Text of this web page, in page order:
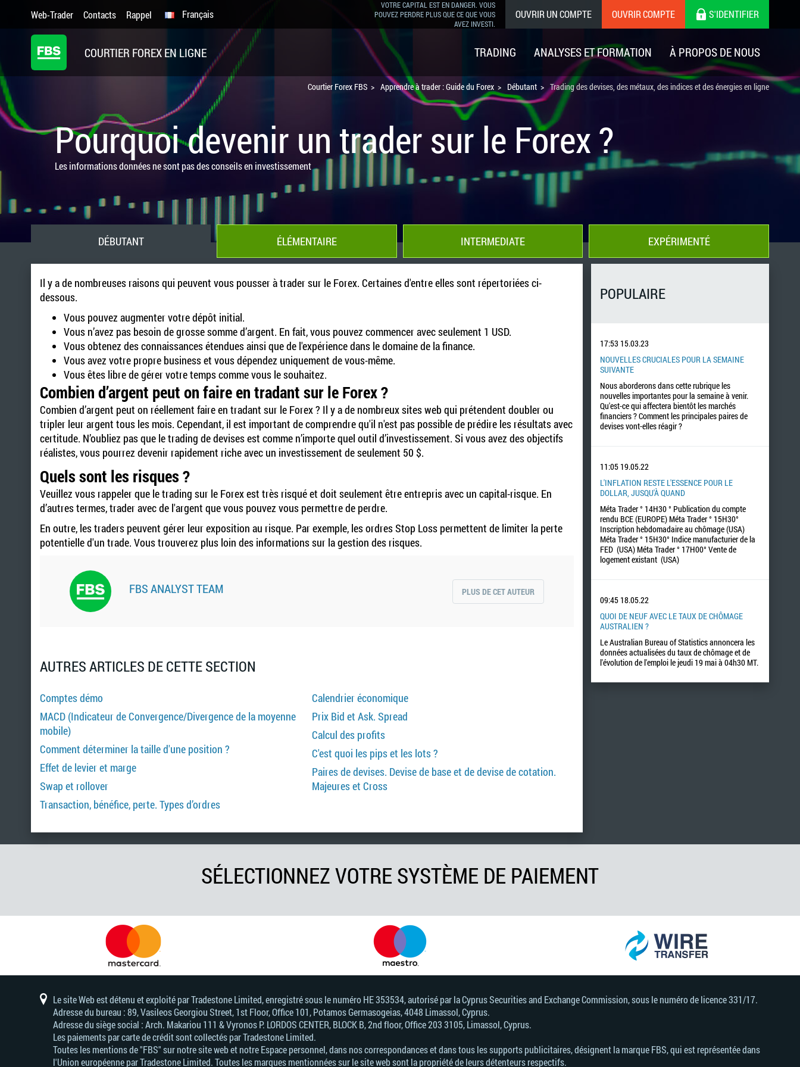
Web-Trader Contacts Rappel
VOTRE CAPITAL EST EN DANGER. VOUS
POUVEZ PERDRE PLUS QUE CE QUE VOUS
AVEZ INVESTI.
OUVRIR UN COMPTE OUVRIR COMPTE S'IDENTIFIER
Français
COURTIER FOREX EN LIGNE TRADING ANALYSES ET FORMATION À PROPOS DE NOUS
Courtier Forex FBS Apprendre à trader : Guide du Forex Débutant Trading des devises, des métaux, des indices et des énergies en ligne
Pourquoi devenir un trader sur le Forex ?
Les informations données ne sont pas des conseils en investissement
DÉBUTANT ÉLÉMENTAIRE INTERMEDIATE EXPÉRIMENTÉ
Il y a de nombreuses raisons qui peuvent vous pousser à trader sur le Forex. Certaines d'entre elles sont répertoriées ci-
dessous.
Vous pouvez augmenter votre dépôt initial.
Vous n’avez pas besoin de grosse somme d’argent. En fait, vous pouvez commencer avec seulement 1 USD.
Vous obtenez des connaissances étendues ainsi que de l'expérience dans le domaine de la finance.
Vous avez votre propre business et vous dépendez uniquement de vous-même.
Vous êtes libre de gérer votre temps comme vous le souhaitez.
Combien d’argent peut on faire en tradant sur le Forex ?
Combien d’argent peut on réellement faire en tradant sur le Forex ? Il y a de nombreux sites web qui prétendent doubler ou
tripler leur argent tous les mois. Cependant, il est important de comprendre qu'il n'est pas possible de prédire les résultats avec
certitude. N’oubliez pas que le trading de devises est comme n’importe quel outil d’investissement. Si vous avez des objectifs
réalistes, vous pourrez devenir rapidement riche avec un investissement de seulement 50 $.
Quels sont les risques ?
Veuillez vous rappeler que le trading sur le Forex est très risqué et doit seulement être entrepris avec un capital-risque. En
d’autres termes, trader avec de l'argent que vous pouvez vous permettre de perdre.
En outre, les traders peuvent gérer leur exposition au risque. Par exemple, les ordres Stop Loss permettent de limiter la perte
potentielle d'un trade. Vous trouverez plus loin des informations sur la gestion des risques.
FBS ANALYST TEAM PLUS DE CET AUTEUR
AUTRES ARTICLES DE CETTE SECTION
Comptes démo
MACD (Indicateur de Convergence/Divergence de la moyenne
mobile)
Comment déterminer la taille d'une position ?
Effet de levier et marge
Swap et rollover
Transaction, bénéfice, perte. Types d’ordres
Calendrier économique
Prix Bid et Ask. Spread
Calcul des profits
C'est quoi les pips et les lots ?
Paires de devises. Devise de base et de devise de cotation.
Majeures et Cross
POPULAIRE
17:53 15.03.23
NOUVELLES CRUCIALES POUR LA SEMAINE
SUIVANTE
Nous aborderons dans cette rubrique les
nouvelles importantes pour la semaine à venir.
Qu'est-ce qui affectera bientôt les marchés
financiers ? Comment les principales paires de
devises vont-elles réagir ?
11:05 19.05.22
L'INFLATION RESTE L'ESSENCE POUR LE
DOLLAR, JUSQU'À QUAND
Méta Trader ° 14H30 ° Publication du compte
rendu BCE (EUROPE) Méta Trader ° 15H30°
Inscription hebdomadaire au chômage (USA)
Méta Trader ° 15H30° Indice manufacturier de la
FED (USA) Méta Trader ° 17H00° Vente de
logement existant (USA)
09:45 18.05.22
QUOI DE NEUF AVEC LE TAUX DE CHÔMAGE
AUSTRALIEN ?
Le Australian Bureau of Statistics annoncera les
données actualisées du taux de chômage et de
l'évolution de l'emploi le jeudi 19 mai à 04h30 MT.
SÉLECTIONNEZ VOTRE SYSTÈME DE PAIEMENT
Le site Web est détenu et exploité par Tradestone Limited, enregistré sous le numéro HE 353534, autorisé par la Cyprus Securities and Exchange Commission, sous le numéro de licence 331/17.
Adresse du bureau : 89, Vasileos Georgiou Street, 1st Floor, Office 101, Potamos Germasogeias, 4048 Limassol, Cyprus.
Adresse du siège social : Arch. Makariou 111 & Vyronos Р. LORDOS CENTER, BLOCK В, 2nd floor, Office 203 3105, Limassol, Cyprus.
Les paiements par carte de crédit sont collectés par Tradestone Limited.
Toutes les mentions de "FBS" sur notre site web et notre Espace personnel, dans nos correspondances et dans tous les supports publicitaires, désignent la marque FBS, qui est représentée dans
l'Union européenne par Tradestone Limited. Toutes les marques mentionnées sur le site web sont la propriété de leurs détenteurs respectifs.